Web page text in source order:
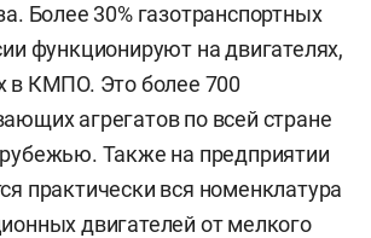
Более 30% газотранспортных
функционируют на двигателях,
в КМПО. Это более 700
агрегатов по всей стране
Также на предприятии
практически вся номенклатура
двигателей от мелкого